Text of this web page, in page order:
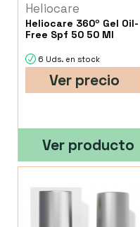
Heliocare
Heliocare 360º Gel Oil-
Free Spf 50 50 Ml
6 Uds. en stock
Ver precio
Ver producto